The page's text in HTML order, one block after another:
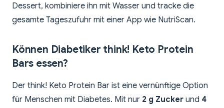
Dessert, kombiniere ihn mit Wasser und tracke die
gesamte Tageszufuhr mit einer App wie NutriScan.
Können Diabetiker think! Keto Protein
Bars essen?
Der think! Keto Protein Bar ist eine vernünftige Option
für Menschen mit Diabetes. Mit nur 2 g Zucker und 4